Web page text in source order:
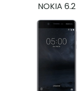
NOKIA 6.2